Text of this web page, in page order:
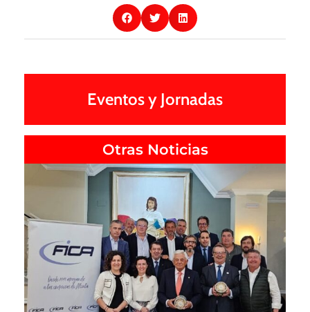
Eventos y Jornadas
Otras Noticias